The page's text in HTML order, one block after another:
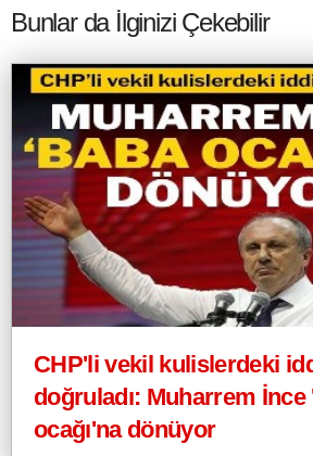
Bunlar da İlginizi Çekebilir
CHP'li vekil kulislerdeki
doğruladı: Muharrem İnce
ocağı'na dönüyor